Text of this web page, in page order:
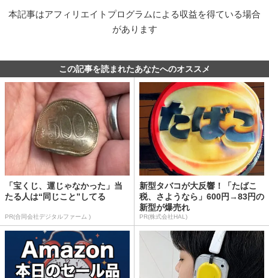
本記事はアフィリエイトプログラムによる収益を得ている場合
があります
この記事を読まれたあなたへのオススメ
「宝くじ、運じゃなかった」当
たる人は“同じこと”してる
PR(合同会社デジタルファーム )
新型タバコが大反響！「たばこ
税、さようなら」600円→83円の
新型が爆売れ
PR(株式会社HAL)